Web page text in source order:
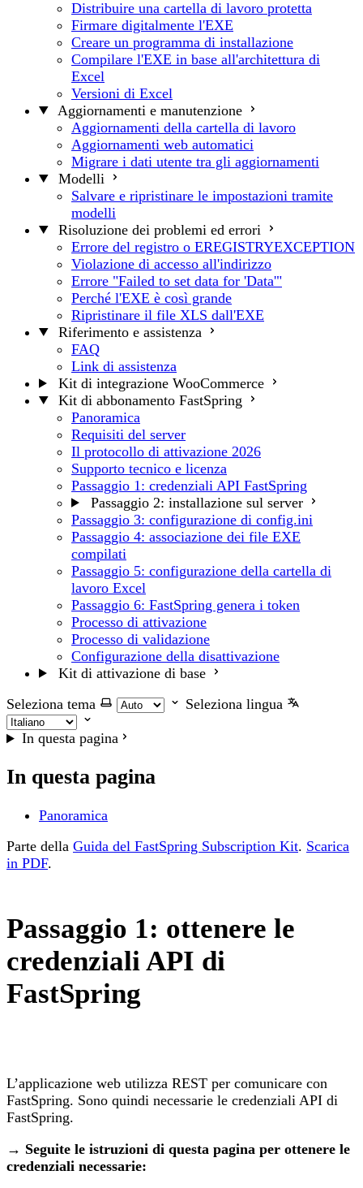
Distribuire una cartella di lavoro protetta
Firmare digitalmente l'EXE
Creare un programma di installazione
Compilare l'EXE in base all'architettura di
Excel
Versioni di Excel
Aggiornamenti e manutenzione
Aggiornamenti della cartella di lavoro
Aggiornamenti web automatici
Migrare i dati utente tra gli aggiornamenti
Modelli
Salvare e ripristinare le impostazioni tramite
modelli
Risoluzione dei problemi ed errori
Errore del registro o EREGISTRYEXCEPTION
Violazione di accesso all'indirizzo
Errore "Failed to set data for 'Data'"
Perché l'EXE è così grande
Ripristinare il file XLS dall'EXE
Riferimento e assistenza
FAQ
Link di assistenza
Kit di integrazione WooCommerce
Kit di abbonamento FastSpring
Panoramica
Requisiti del server
Il protocollo di attivazione 2026
Supporto tecnico e licenza
Passaggio 1: credenziali API FastSpring
Passaggio 2: installazione sul server
Passaggio 3: configurazione di config.ini
Passaggio 4: associazione dei file EXE
compilati
Passaggio 5: configurazione della cartella di
lavoro Excel
Passaggio 6: FastSpring genera i token
Processo di attivazione
Processo di validazione
Configurazione della disattivazione
Kit di attivazione di base
Seleziona tema
Seleziona lingua
In questa pagina
In questa pagina
Panoramica
Parte della Guida del FastSpring Subscription Kit. Scarica
in PDF.
Passaggio 1: ottenere le
credenziali API di
FastSpring
L’applicazione web utilizza REST per comunicare con
FastSpring. Sono quindi necessarie le credenziali API di
FastSpring.
→ Seguite le istruzioni di questa pagina per ottenere le
credenziali necessarie: